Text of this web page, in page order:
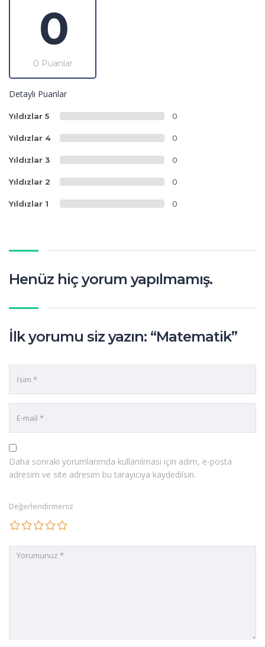
0
0 Puanlar
Detaylı Puanlar
Yıldızlar 5 0
Yıldızlar 4 0
Yıldızlar 3 0
Yıldızlar 2 0
Yıldızlar 1 0
Henüz hiç yorum yapılmamış.
İlk yorumu siz yazın: “Matematik”
Daha sonraki yorumlarımda kullanılması için adım, e-posta
adresim ve site adresim bu tarayıcıya kaydedilsin.
Değerlendirmeniz